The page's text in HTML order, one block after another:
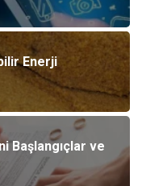
Enerji
Başlangıçlar ve